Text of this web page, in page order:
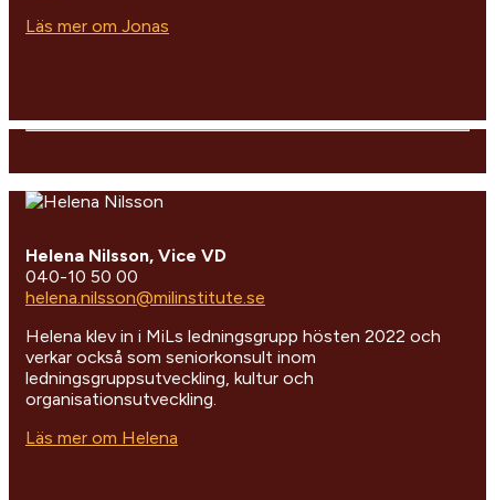
Läs mer om Jonas
Helena Nilsson, Vice VD
040-10 50 00
helena.nilsson@milinstitute.se
Helena klev in i MiLs ledningsgrupp hösten 2022 och
verkar också som seniorkonsult inom
ledningsgruppsutveckling, kultur och
organisationsutveckling.
Läs mer om Helena